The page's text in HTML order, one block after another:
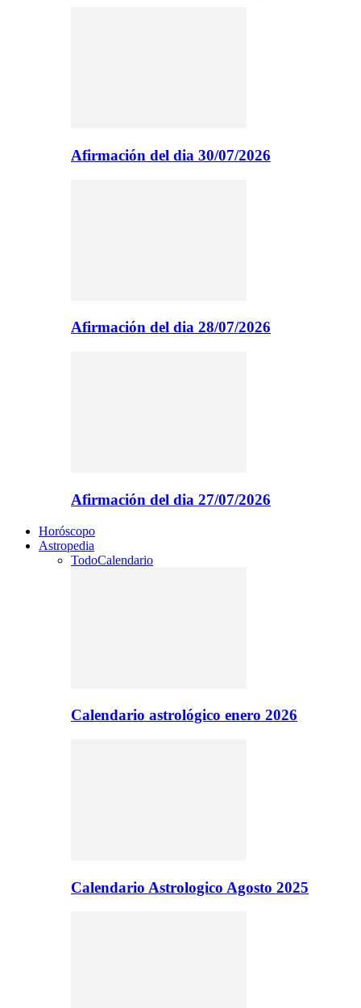
Afirmación del dia 30/07/2026
Afirmación del dia 28/07/2026
Afirmación del dia 27/07/2026
Horóscopo
Astropedia
TodoCalendario
Calendario astrológico enero 2026
Calendario Astrologico Agosto 2025